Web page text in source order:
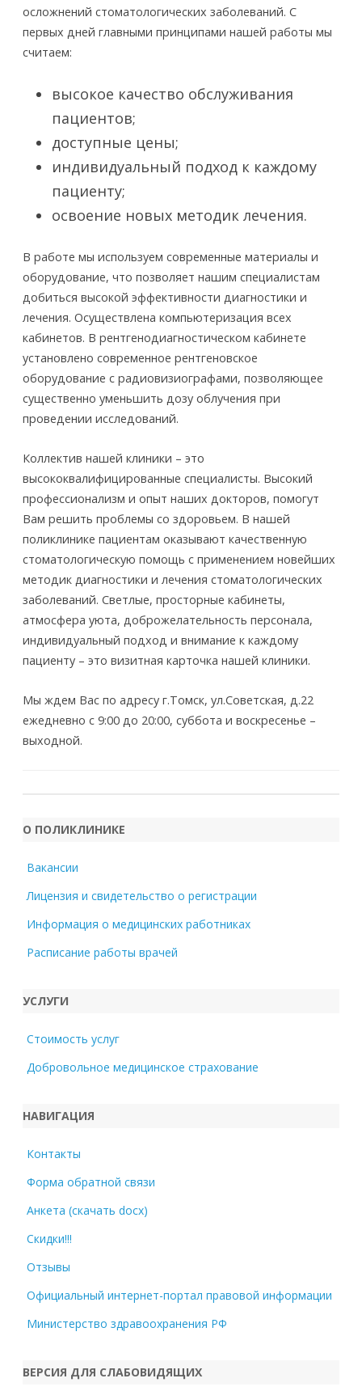
осложнений стоматологических заболеваний. С
первых дней главными принципами нашей работы мы
считаем:
высокое качество обслуживания
пациентов;
доступные цены;
индивидуальный подход к каждому
пациенту;
освоение новых методик лечения.
В работе мы используем современные материалы и
оборудование, что позволяет нашим специалистам
добиться высокой эффективности диагностики и
лечения. Осуществлена компьютеризация всех
кабинетов. В рентгенодиагностическом кабинете
установлено современное рентгеновское
оборудование с радиовизиографами, позволяющее
существенно уменьшить дозу облучения при
проведении исследований.
Коллектив нашей клиники – это
высококвалифицированные специалисты. Высокий
профессионализм и опыт наших докторов, помогут
Вам решить проблемы со здоровьем. В нашей
поликлинике пациентам оказывают качественную
стоматологическую помощь с применением новейших
методик диагностики и лечения стоматологических
заболеваний. Светлые, просторные кабинеты,
атмосфера уюта, доброжелательность персонала,
индивидуальный подход и внимание к каждому
пациенту – это визитная карточка нашей клиники.
Мы ждем Вас по адресу г.Томск, ул.Советская, д.22
ежедневно с 9:00 до 20:00, суббота и воскресенье –
выходной.
О ПОЛИКЛИНИКЕ
Вакансии
Лицензия и свидетельство о регистрации
Информация о медицинских работниках
Расписание работы врачей
УСЛУГИ
Стоимость услуг
Добровольное медицинское страхование
НАВИГАЦИЯ
Контакты
Форма обратной связи
Анкета (скачать docx)
Скидки!!!
Отзывы
Официальный интернет-портал правовой информации
Министерство здравоохранения РФ
ВЕРСИЯ ДЛЯ СЛАБОВИДЯЩИХ